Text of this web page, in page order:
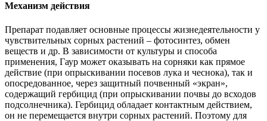
Механизм действия
Препарат подавляет основные процессы жизнедеятельности у
чувствительных сорных растений – фотосинтез, обмен
веществ и др. В зависимости от культуры и способа
применения, Гаур может оказывать на сорняки как прямое
действие (при опрыскивании посевов лука и чеснока), так и
опосредованное, через защитный почвенный «экран»,
содержащий гербицид (при опрыскивании почвы до всходов
подсолнечника). Гербицид обладает контактным действием,
он не перемещается внутри сорных растений. Поэтому для